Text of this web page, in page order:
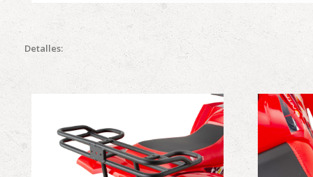
Detalles: